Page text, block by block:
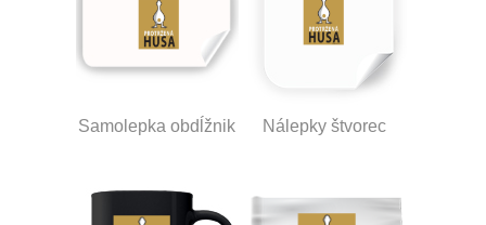
Samolepka obdĺžnik Nálepky štvorec